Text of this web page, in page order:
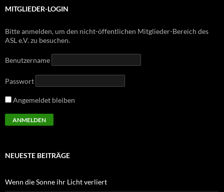
MITGLIEDER-LOGIN
Bitte anmelden, um den nicht-öffentlichen Mitglieder-Bereich des
ASL e.V. zu besuchen.
Benutzername
Passwort
Angemeldet bleiben
NEUESTE BEITRÄGE
Wenn die Sonne ihr Licht verliert